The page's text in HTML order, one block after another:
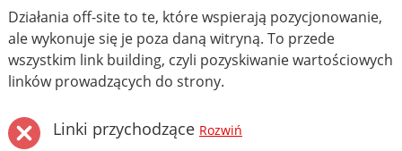
Działania off-site to te, które wspierają pozycjonowanie,
ale wykonuje się je poza daną witryną. To przede
wszystkim link building, czyli pozyskiwanie wartościowych
linków prowadzących do strony.
Linki przychodzące Rozwiń